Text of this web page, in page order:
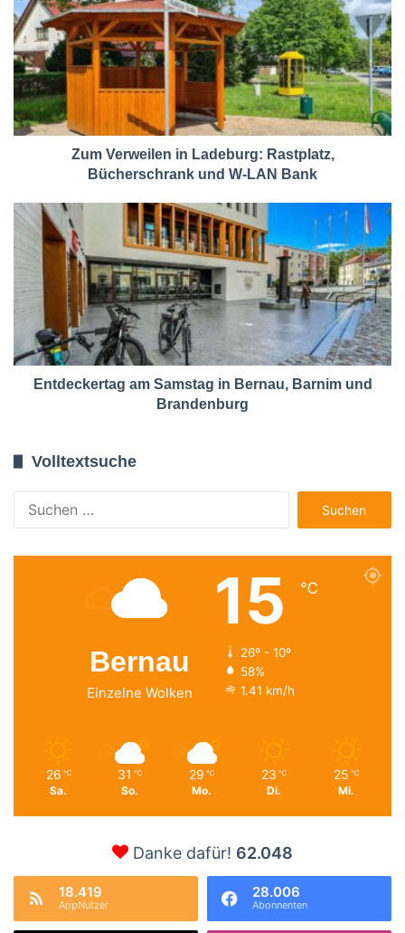
Zum Verweilen in Ladeburg: Rastplatz,
Bücherschrank und W-LAN Bank
Entdeckertag am Samstag in Bernau, Barnim und
Brandenburg
Volltextsuche
nach:
Bernau
Einzelne Wolken
15 ℃
26º - 10º
58%
1.41 km/h
26 ℃
Sa.
31 ℃
So.
29 ℃
Mo.
23 ℃
Di.
25 ℃
Mi.
Danke dafür! 62.048
18.419
AppNutzer
28.006
Abonnenten